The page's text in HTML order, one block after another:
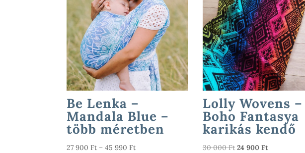
Be Lenka –
Mandala Blue –
több méretben
27 900 Ft – 45 990 FtÁrtartomány:
Lolly Wovens –
Boho Fantasya
karikás kendő
30 000Ft Original
24 900 FtCurrent